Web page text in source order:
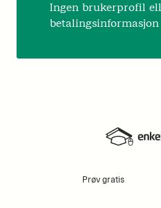
Ingen brukerprofil
Prøv gratis